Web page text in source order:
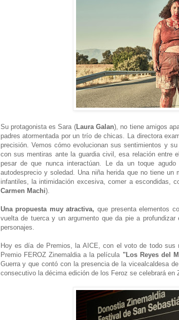
Su protagonista es Sara (Laura Galan), no tiene amigos
padres atormentada por un trío de chicas. La directora
precisión. Vemos cómo evolucionan sus sentimientos y
con sus mentiras ante la guardia civil, esa relación entre
pesar de que nunca interactúan. Le da un toque
autodesprecio y soledad. Una niña herida que no tiene
infantiles, la intimidación excesiva, comer a escondidas,
Carmen Machi).
Una propuesta muy atractiva, que presenta elementos
vuelta de tuerca y un argumento que da pie a
personajes.
Hoy es día de Premios, la AICE, con el voto de todo sus
Premio FEROZ Zinemaldia a la película "Los Reyes del
Guerra y que contó con la presencia de la vicealcaldesa
consecutivo la décima edición de los Feroz se celebrará en